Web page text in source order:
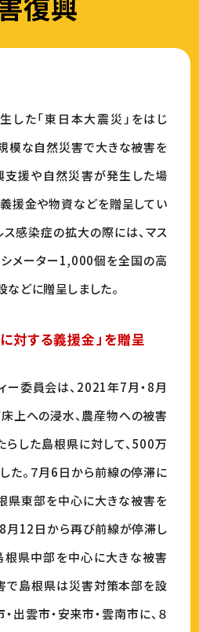
た「東日本大震災」をはじ
模な自然災害で大きな被害を
援や自然災害が発生した場
義援金や物資などを贈呈してい
ス感染症の拡大の際には、マス
メーター1,000個を全国の高
どに贈呈しました。
対する義援金」を贈呈
ー委員会は、2021年7月・8月
上への浸水、農産物への被害
らした島根県に対して、500万
た。７月6日から前線の停滞に
県東部を中心に大きな被害を
8月12日から再び前線が停滞し
根県中部を中心に大きな被害
で島根県は災害対策本部を設
出雲市・安来市・雲南市に、８